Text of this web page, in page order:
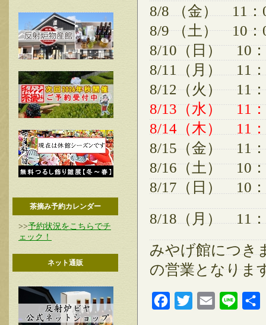
茶摘み予約カレンダー
>>予約状況をこちらでチ
ェック！
ネット通販
8/8 （金） 11：
8/9 （土） 10：
8/10（日） 10：
8/11（月） 11
8/12（火） 11：
8/13（水） 11：
8/14（木） 11
8/15（金） 11：
8/16（土） 10：
8/17（日） 10
8/18（月） 11
みやげ館につき
の営業となりま
FacebookTwitter Email Line